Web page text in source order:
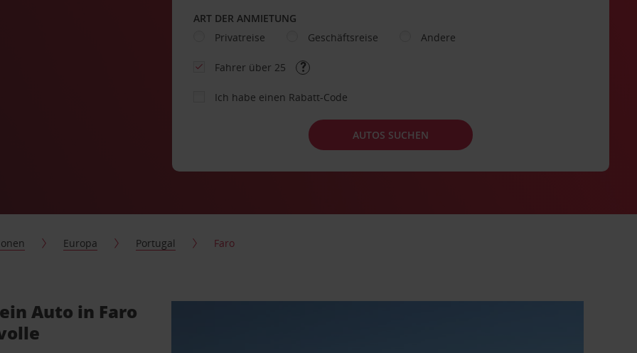
ART DER ANMIETUNG
Privatreise
Geschäftsreise Andere
Fahrer über 25
Ich habe einen Rabatt-Code
AUTOS SUCHEN
Europa Portugal Faro
Auto in Faro